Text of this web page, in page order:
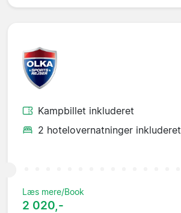
Kampbillet inkluderet
2 hotelovernatninger inkluderet
Læs mere/Book
2 020,-